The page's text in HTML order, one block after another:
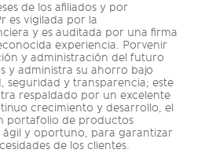
de los afiliados y por
es vigilada por la
y es auditada por una firma
experiencia. Porvenir
y administración del futuro
y administra su ahorro bajo
seguridad y transparencia; este
respaldado por un excelente
crecimiento y desarrollo, el
portafolio de productos
ágil y oportuno, para garantizar
de los clientes.